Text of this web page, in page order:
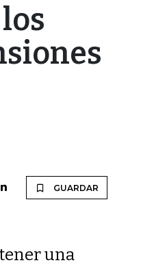
GUARDAR
una